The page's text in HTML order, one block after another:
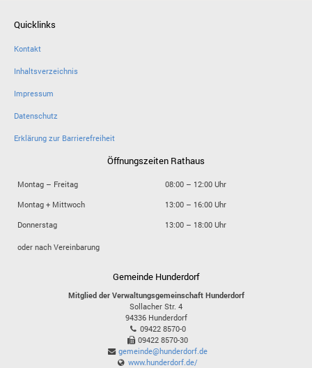
Quicklinks
Kontakt
Inhaltsverzeichnis
Impressum
Datenschutz
Erklärung zur Barrierefreiheit
Öffnungszeiten Rathaus
Montag – Freitag
08:00 – 12:00 Uhr
Montag + Mittwoch
13:00 – 16:00 Uhr
Donnerstag
13:00 – 18:00 Uhr
oder nach Vereinbarung
Gemeinde Hunderdorf
Mitglied der Verwaltungsgemeinschaft Hunderdorf
Sollacher Str. 4
94336 Hunderdorf
09422 8570-0
09422 8570-30
gemeinde@hunderdorf.de
www.hunderdorf.de/